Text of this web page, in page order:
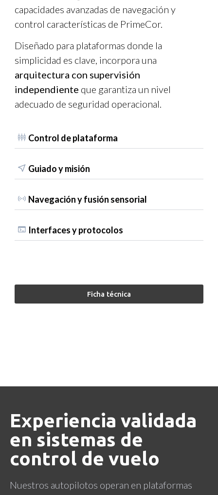
capacidades avanzadas de navegación y
control características de PrimeCor.
Diseñado para plataformas donde la
simplicidad es clave, incorpora una
arquitectura con supervisión
independiente que garantiza un nivel
adecuado de seguridad operacional.
Control de plataforma
Guiado y misión
Navegación y fusión sensorial
Interfaces y protocolos
Ficha técnica
Experiencia validada
en sistemas de
control de vuelo
Nuestros autopilotos operan en plataformas